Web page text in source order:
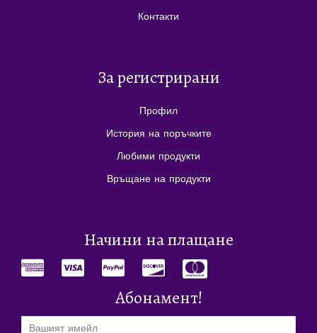
Контакти
За регистрирани
Профил
История на поръчките
Любими продукти
Връщане на продукти
Начини на плащане
Абонамент!